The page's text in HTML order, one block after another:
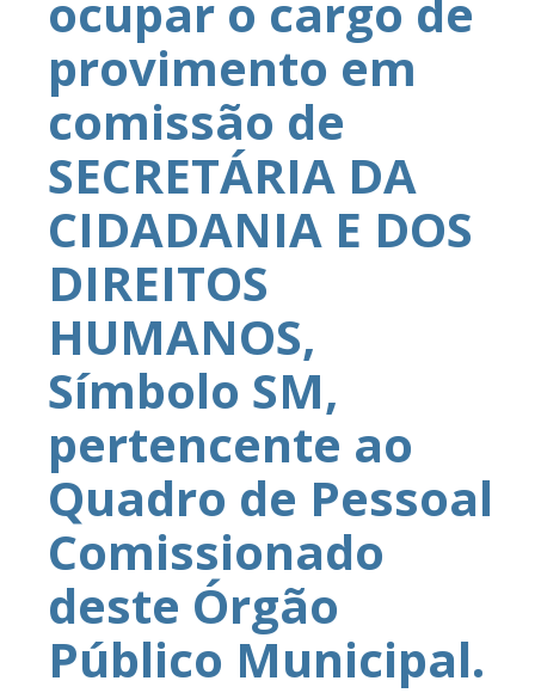
ocupar o cargo de
provimento em
comissão de
SECRETÁRIA DA
CIDADANIA E DOS
DIREITOS
HUMANOS,
Símbolo SM,
pertencente ao
Quadro de Pessoal
Comissionado
deste Órgão
Público Municipal.